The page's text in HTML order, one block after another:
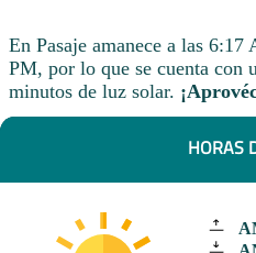
En Pasaje amanece a las
PM, por lo que se cuenta con
minutos de luz solar.
HORAS